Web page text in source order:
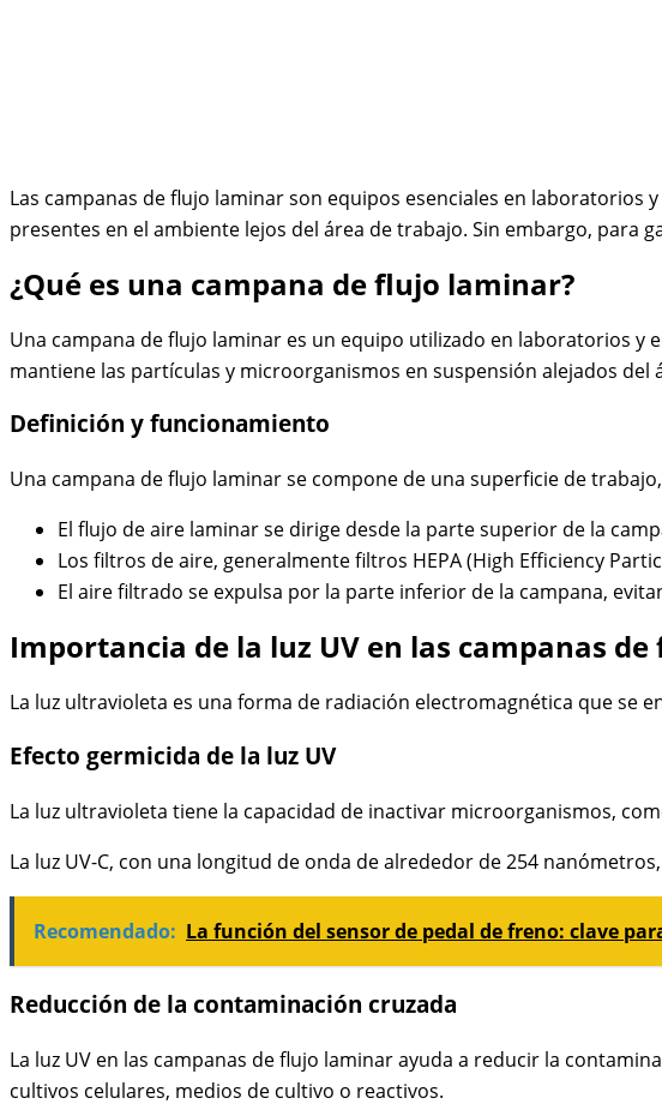
Las campanas de flujo laminar son equipos esenciales en
presentes en el ambiente lejos del área de trabajo. Sin embargo,
¿Qué es una campana de flujo laminar?
Una campana de flujo laminar es un equipo utilizado en laboratorios
mantiene las partículas y microorganismos en suspensión alejados
Definición y funcionamiento
Una campana de flujo laminar se compone de una superficie de
El flujo de aire laminar se dirige desde la parte superior de la
Los filtros de aire, generalmente filtros HEPA (High Efficiency
El aire filtrado se expulsa por la parte inferior de la campana,
Importancia de la luz UV en las campanas
La luz ultravioleta es una forma de radiación electromagnética que se
Efecto germicida de la luz UV
La luz ultravioleta tiene la capacidad de inactivar microorganismos,
La luz UV-C, con una longitud de onda de alrededor de 254
Recomendado: La función del sensor de pedal de freno: clave
Reducción de la contaminación cruzada
La luz UV en las campanas de flujo laminar ayuda a reducir la
cultivos celulares, medios de cultivo o reactivos.